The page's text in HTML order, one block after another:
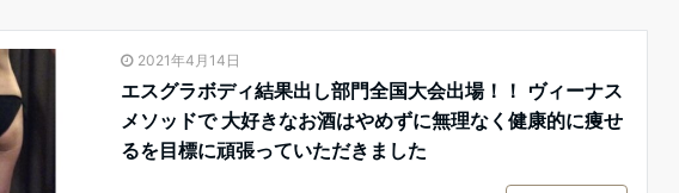
2021年4月14日
エスグラボディ結果出し部門全国大会出場！！ ヴィーナス
メソッドで 大好きなお酒はやめずに無理なく健康的に痩せ
るを目標に頑張っていただきました